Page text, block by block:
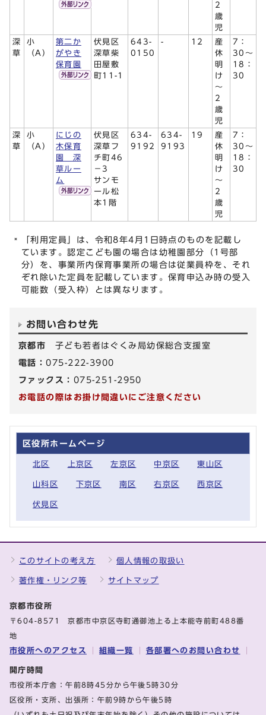
2
歳
児
深
草
小
（A）
第二か
がやき
保育園
伏見区
深草柴
田屋敷
町11-1
643-
0150
- 12
産
休
明
け
～
2
歳
児
7：
30～
18：
30
深
草
小
（A）
にじの
木保育
園 深
草ルー
ム
伏見区
深草フ
チ町46
－3
サンモ
ール松
本1階
634-
9192
634-
9193
19
産
休
明
け
～
2
歳
児
7：
30～
18：
30
「利用定員」は、令和8年4月1日時点のものを記載し
ています。認定こども園の場合は幼稚園部分（1号部
分）を、事業所内保育事業所の場合は従業員枠を、それ
ぞれ除いた定員を記載しています。保育申込み時の受入
可能数（受入枠）とは異なります。
お問い合わせ先
京都市 子ども若者はぐくみ局幼保総合支援室
電話：075-222-3900
ファックス： 075-251-2950
お電話の際はお掛け間違いにご注意ください
区役所ホームページ
北区 上京区 左京区 中京区 東山区
山科区 下京区 南区 右京区 西京区
伏見区
このサイトの考え方 個人情報の取扱い
著作権・リンク等 サイトマップ
京都市役所
〒604-8571 京都市中京区寺町通御池上る上本能寺前町488番
地
市役所へのアクセス 組織一覧 各部署へのお問い合わせ
開庁時間
市役所本庁舎：午前8時45分から午後5時30分
区役所・支所、出張所：午前9時から午後5時